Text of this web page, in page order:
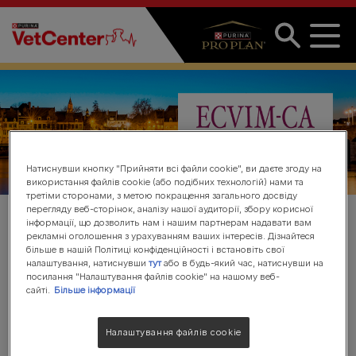
Перейти до основного вмісту
35th ECVIM-CA Конгрес
2025
Цей конгрес є однією з найвідоміших подій у сфері
Натиснувши кнопку "Прийняти всі файли cookie", ви даєте згоду на
використання файлів cookie (або подібних технологій) нами та
третіми сторонами, з метою покращення загального досвіду
перегляду веб-сторінок, аналізу нашої аудиторії, збору корисної
інформації, що дозволить нам і нашим партнерам надавати вам
рекламні оголошення з урахуванням ваших інтересів. Дізнайтеся
більше в нашій Політиці конфіденційності і встановіть свої
налаштування, натиснувшитутабо в будь-який час, натиснувши на
посилання "Налаштування файлів cookie" на нашому веб-
сайті.
Більше інформації
Налаштування файлів cookie